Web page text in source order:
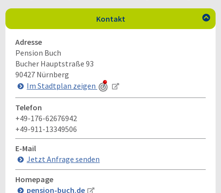
Kontakt 
Adresse
Pension Buch
Bucher Hauptstraße 93
90427 Nürnberg
Im Stadtplan zeigen
Telefon
+49-176-62676942
+49-911-13349506
E-Mail
Jetzt Anfrage senden
Homepage
pension-buch.de